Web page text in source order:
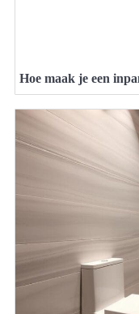
Hoe maak je een